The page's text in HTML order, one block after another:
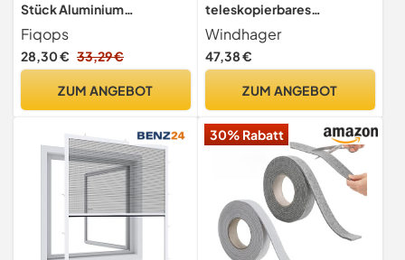
Stück Aluminium
Abschließbare
Fenstergriffe
Kindersicherung
Schloss mit 16 Gleichen
Fiqops
28,30 € 33,29 €
ZUM ANGEBOT
teleskopierbares
Fliegengitterfenster Flexi
Fit, Spannrahmen-Fenster,
Teleskopfenster ohne
anthrazit, 04304
Windhager
47,38 €
ZUM ANGEBOT
30% Rabatt